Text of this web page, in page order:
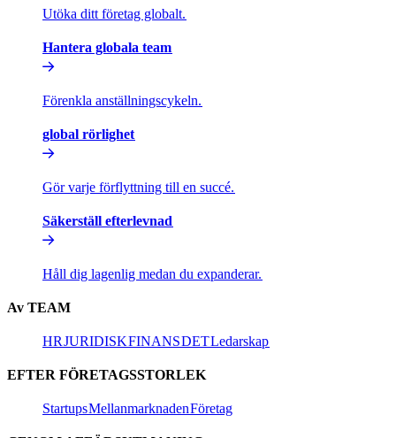
Utöka ditt företag globalt.​​
Hantera globala team​​
Förenkla anställningscykeln.​​
global rörlighet​​
Gör varje förflyttning till en succé.​​
Säkerställ efterlevnad​​
Håll dig lagenlig medan du expanderar.​​
Av TEAM​​
HR​​JURIDISK​​FINANS​​DET​​Ledarskap​​
EFTER FÖRETAGSSTORLEK​​
Startups​​Mellanmarknaden​​Företag​​